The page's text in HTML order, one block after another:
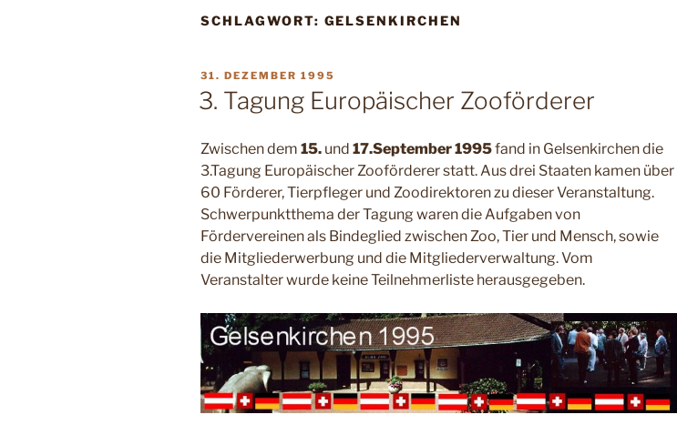
SCHLAGWORT: GELSENKIRCHEN
VERÖFFENTLICHT
AM
31. DEZEMBER 1995
3. Tagung Europäischer Zooförderer
Zwischen dem 15. und 17.September 1995fand in Gelsenkirchen die
3.Tagung Europäischer Zooförderer statt. Aus drei Staaten kamen über
60 Förderer, Tierpfleger und Zoodirektoren zu dieser Veranstaltung.
Schwerpunktthema der Tagung waren die Aufgaben von
Fördervereinen als Bindeglied zwischen Zoo, Tier und Mensch, sowie
die Mitgliederwerbung und die Mitgliederverwaltung. Vom
Veranstalter wurde keine Teilnehmerliste herausgegeben.